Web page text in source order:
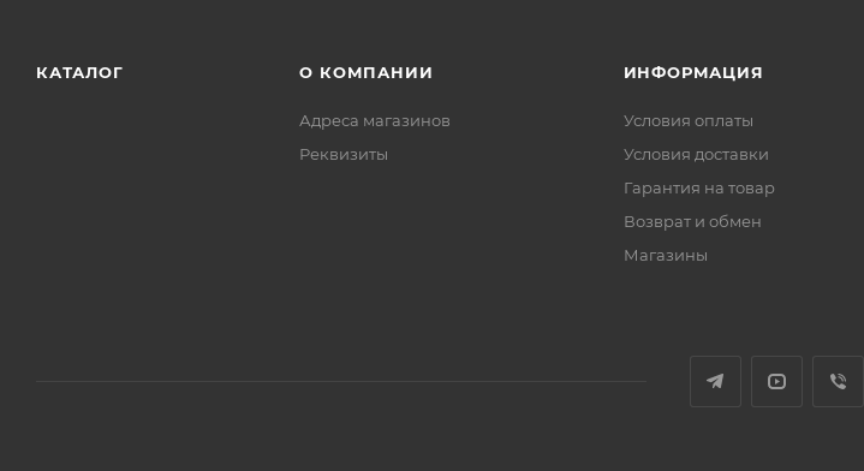
КАТАЛОГ О КОМПАНИИ
Адреса магазинов
Реквизиты
ИНФОРМАЦИЯ
Условия оплаты
Условия доставки
Гарантия на товар
Возврат и обмен
Магазины